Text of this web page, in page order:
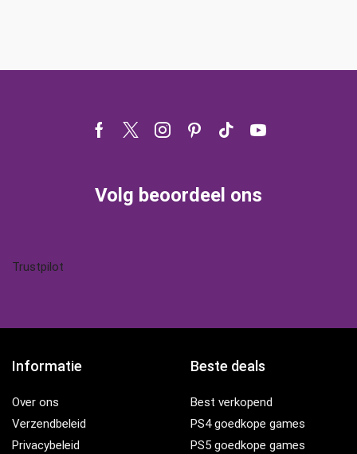
Facebook
TwitterInstagram
Pinterest
Tik- Youtube
Volg beoordeel ons
Trustpilot
Informatie
Over ons
Verzendbeleid
Privacybeleid
Beste deals
Best verkopend
PS4 goedkope games
PS5 goedkope games